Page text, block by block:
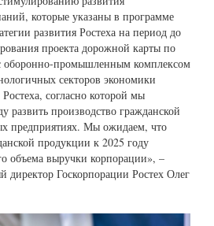
которые указаны в программе
развития Ростеха на период до
проекта дорожной карты по
оборонно-промышленным комплексом
секторов экономики
Ростеха, согласно которой мы
развить производство гражданской
предприятиях. Мы ожидаем, что
продукции к 2025 году
объема выручки корпорации», –
директор Госкорпорации Ростех Олег